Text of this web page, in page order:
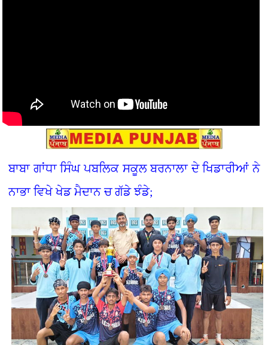
ਬਾਬਾ ਗਾਂਧਾ ਸਿੰਘ ਪਬਲਿਕ ਸਕੂਲ ਬਰਨਾਲਾ ਦੇ ਖਿਡਾਰੀਆਂ ਨੇ
ਨਾਭਾ ਵਿਖੇ ਖੇਡ ਮੈਦਾਨ ਚ ਗੱਡੇ ਝੰਡੇ;